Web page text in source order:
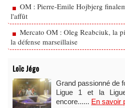
OM : Pierre-Emile Hojbjerg
l'affût
Mercato OM : Oleg Reabciuk, la
la défense marseillaise
Loïc Jégo
Grand passionné de
Ligue 1 et la
encore...... En savoir